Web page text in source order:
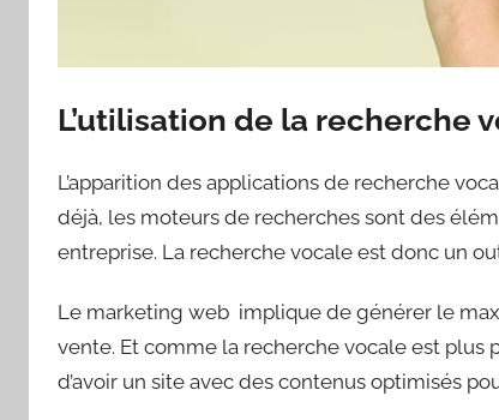
L’utilisation de la recherche
L’apparition des applications de recherche
déjà, les moteurs de recherches sont des
entreprise. La recherche vocale est donc un
Le marketing web implique de générer le
vente. Et comme la recherche vocale est plus
d’avoir un site avec des contenus optimisés